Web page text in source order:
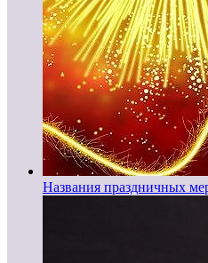
Названия праздничных